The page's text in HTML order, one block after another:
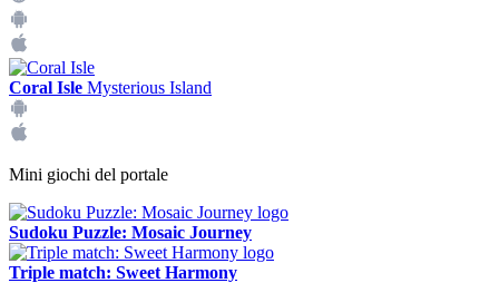
Coral Isle Mysterious Island
Mini giochi del portale
Sudoku Puzzle: Mosaic Journey
Triple match: Sweet Harmony